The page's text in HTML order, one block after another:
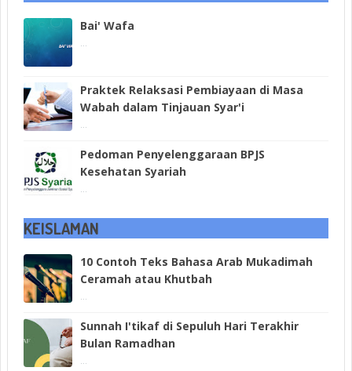
Bai' Wafa
Praktek Relaksasi Pembiayaan di Masa
Wabah dalam Tinjauan Syar'i
Pedoman Penyelenggaraan BPJS
Kesehatan Syariah
KEISLAMAN
10 Contoh Teks Bahasa Arab Mukadimah
Ceramah atau Khutbah
Sunnah I'tikaf di Sepuluh Hari Terakhir
Bulan Ramadhan